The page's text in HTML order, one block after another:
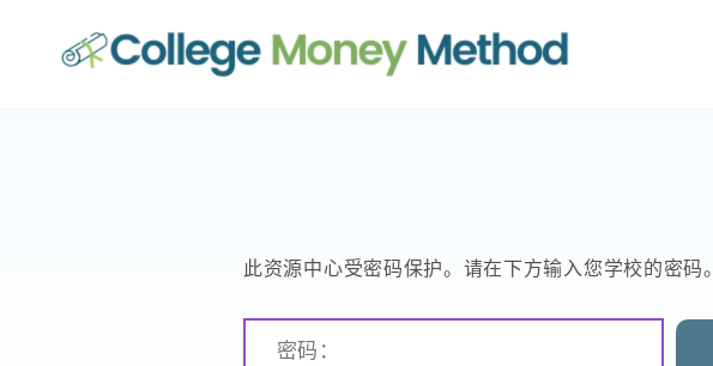
大学资金方法
此资源中心受密码保护。请在下方输入您学校的密码。